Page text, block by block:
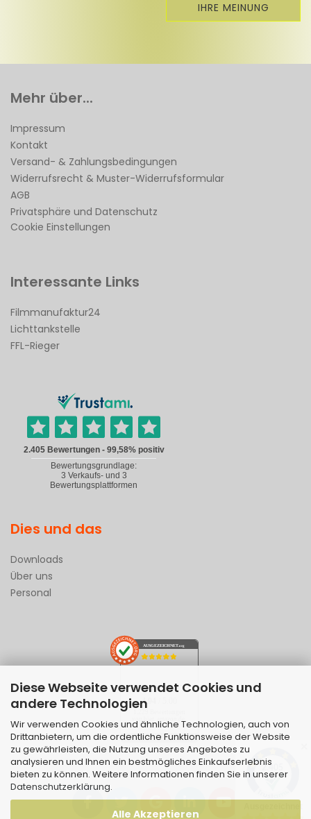
Diese Webseite verwendet Cookies und
andere Technologien
Wir verwenden Cookies und ähnliche Technologien, auch von
Drittanbietern, um die ordentliche Funktionsweise der Website
zu gewährleisten, die Nutzung unseres Angebotes zu
analysieren und Ihnen ein bestmögliches Einkaufserlebnis
bieten zu können. Weitere Informationen finden Sie in unserer
Datenschutzerklärung.
Alle Akzeptieren
IHRE MEINUNG
Mehr über...
Impressum
Kontakt
Versand- & Zahlungsbedingungen
Widerrufsrecht & Muster-Widerrufsformular
AGB
Privatsphäre und Datenschutz
Cookie Einstellungen
Interessante Links
Filmmanufaktur24
Lichttankstelle
FFL-Rieger
Dies und das
Downloads
Über uns
Personal
AUSGEZEICHNET.org
SEHR GUT
4.94
ebay.de
Hinweis zu den Bewertungen